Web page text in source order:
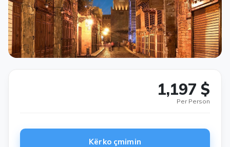
1,197 $
Per Person
Kërko çmimin